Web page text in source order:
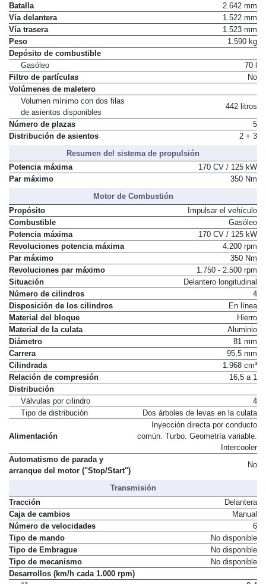
Batalla
2.642 mm
Vía delantera
1.522 mm
Vía trasera
1.523 mm
Peso
1.590 kg
Depósito de combustible
Gasóleo
70 l
Filtro de partículas
No
Volúmenes de maletero
Volumen mínimo con dos filas
de asientos disponibles
442 litros
Número de plazas
5
Distribución de asientos
2 + 3
Resumen del sistema de propulsión
Potencia máxima
170 CV / 125 kW
Par máximo
350 Nm
Motor de Combustión
Propósito
Impulsar el vehículo
Combustible
Gasóleo
Potencia máxima
170 CV / 125 kW
Revoluciones potencia máxima
4.200 rpm
Par máximo
350 Nm
Revoluciones par máximo
1.750 - 2.500 rpm
Situación
Delantero longitudinal
Número de cilindros
4
Disposición de los cilindros
En línea
Material del bloque
Hierro
Material de la culata
Aluminio
Diámetro
81 mm
Carrera
95,5 mm
Cilindrada
1.968 cm³
Relación de compresión
16,5 a 1
Distribución
Válvulas por cilindro
4
Tipo de distribución
Dos árboles de levas en la culata
Alimentación
Inyección directa por conducto
común. Turbo. Geometría variable.
Intercooler
Automatismo de parada y
arranque del motor ("Stop/Start")
No
Transmisión
Tracción
Delantera
Caja de cambios
Manual
Número de velocidades
6
Tipo de mando
No disponible
Tipo de Embrague
No disponible
Tipo de mecanismo
No disponible
Desarrollos (km/h cada 1.000 rpm)